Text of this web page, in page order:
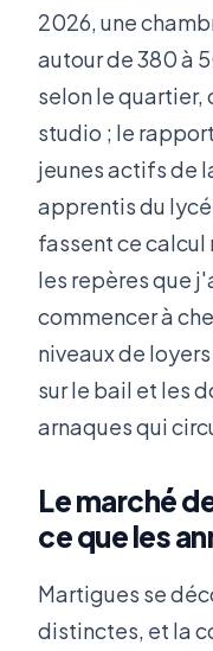
2026, une
autour de 380 à
selon le quartier,
studio ; le
jeunes actifs de
apprentis du
fassent ce calcul
les repères que
commencer à
niveaux de
sur le bail et les
arnaques qui
Le marché
ce que les
Martigues se
distinctes, et la